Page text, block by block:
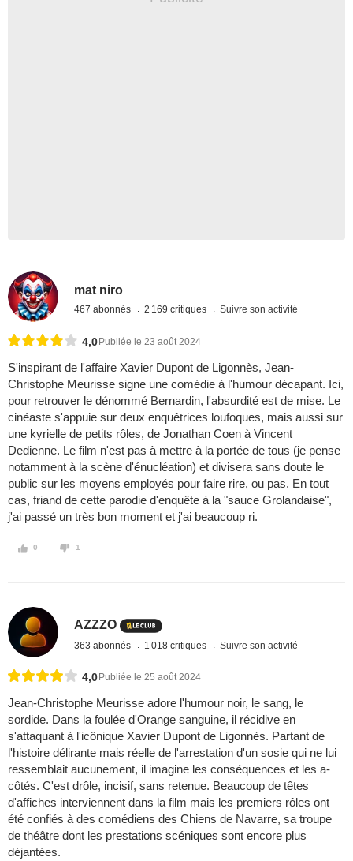
mat niro
467 abonnés 2 169 critiques Suivre son activité
4,0 Publiée le 23 août 2024
S'inspirant de l'affaire Xavier Dupont de Ligonnès, Jean-
Christophe Meurisse signe une comédie à l'humour décapant. Ici,
pour retrouver le dénommé Bernardin, l'absurdité est de mise. Le
cinéaste s'appuie sur deux enquêtrices loufoques, mais aussi sur
une kyrielle de petits rôles, de Jonathan Coen à Vincent
Dedienne. Le film n'est pas à mettre à la portée de tous (je pense
notamment à la scène d'énucléation) et divisera sans doute le
public sur les moyens employés pour faire rire, ou pas. En tout
cas, friand de cette parodie d'enquête à la "sauce Grolandaise",
j'ai passé un très bon moment et j'ai beaucoup ri.
0 1
AZZZO
363 abonnés 1 018 critiques Suivre son activité
4,0 Publiée le 25 août 2024
Jean-Christophe Meurisse adore l'humour noir, le sang, le
sordide. Dans la foulée d'Orange sanguine, il récidive en
s'attaquant à l'icônique Xavier Dupont de Ligonnès. Partant de
l'histoire délirante mais réelle de l'arrestation d'un sosie qui ne lui
ressemblait aucunement, il imagine les conséquences et les a-
côtés. C'est drôle, incisif, sans retenue. Beaucoup de têtes
d'affiches interviennent dans la film mais les premiers rôles ont
été confiés à des comédiens des Chiens de Navarre, sa troupe
de théâtre dont les prestations scéniques sont encore plus
déjantées.